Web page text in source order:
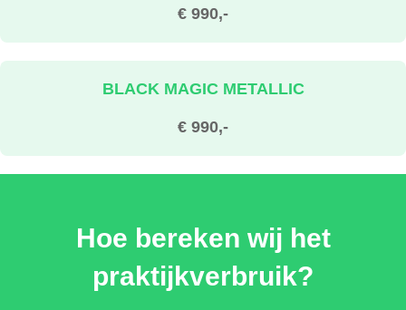
€ 990,-
€ 990,-
BLACK MAGIC METALLIC
€ 990,-
Hoe bereken wij het
praktijkverbruik?